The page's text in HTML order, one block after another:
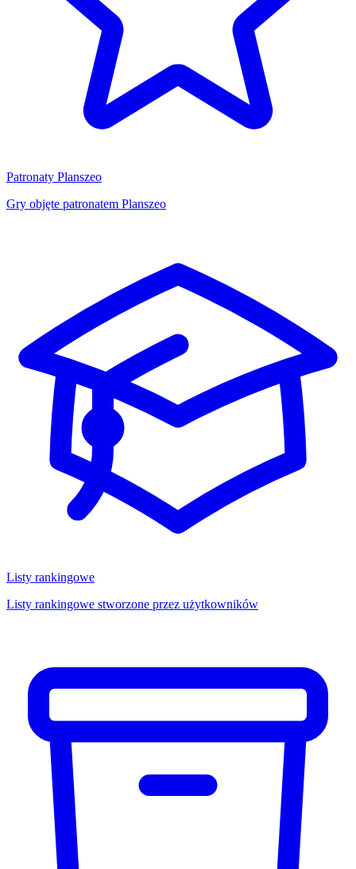
Patronaty Planszeo
Gry objęte patronatem Planszeo
Listy rankingowe
Listy rankingowe stworzone przez użytkowników